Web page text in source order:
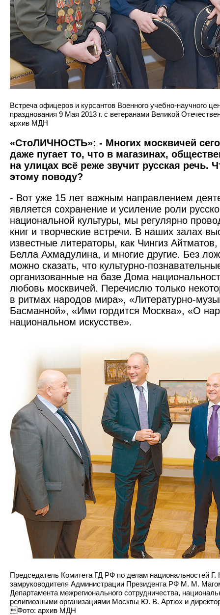
Встреча офицеров и курсантов Военного учебно-научного
празднования 9 Мая 2013 г. с ветеранами Великой
архив МДН
«СтоЛИЧНОСТЬ»: - Многих москвичей
даже пугает то, что в магазинах,
на улицах всё реже звучит русская речь.
этому поводу?
- Вот уже 15 лет важным направлением
является сохранение и усиление роли
национальной культуры, мы регулярно
книг и творческие встречи. В наших залах
извест­ные литераторы, как Чингиз
Белла Ахмадулина, и многие другие. Без
можно сказать, что культурно-
организованные на базе Дома
любовь москвичей. Перечислю только
в ритмах народов мира», «Литературно-
Басманной», «Ими гордится Москва», «О
национальном искусстве».
Председатель Комитета ГД РФ по делам национальностей
замруководителя Администрации Президента РФ М. М.
Департамента межрегионального сотрудничества,
религиозными организациями Москвы Ю. В. Артюх и
Фото: архив МДН